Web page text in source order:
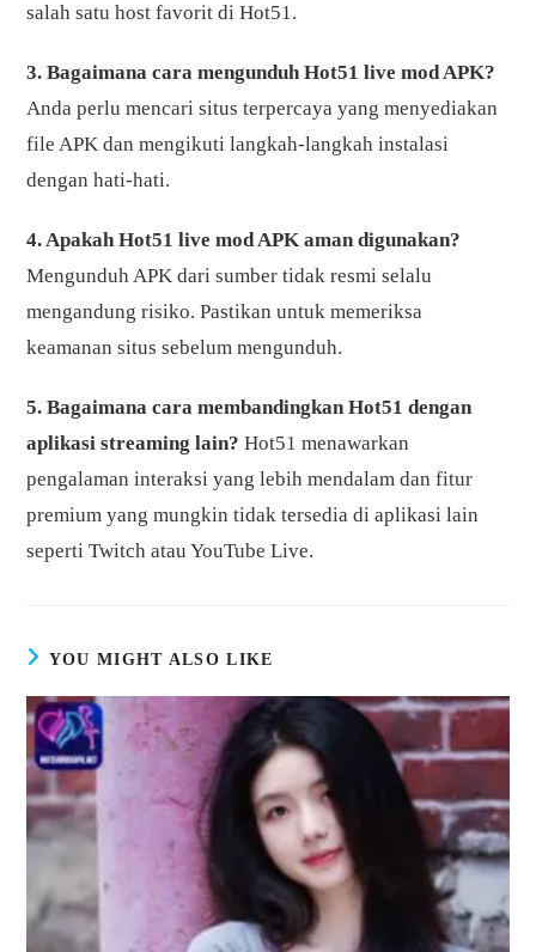
salah satu host favorit di Hot51.
3. Bagaimana cara mengunduh Hot51 live mod APK?
Anda perlu mencari situs terpercaya yang menyediakan
file APK dan mengikuti langkah-langkah instalasi
dengan hati-hati.
4. Apakah Hot51 live mod APK aman digunakan?
Mengunduh APK dari sumber tidak resmi selalu
mengandung risiko. Pastikan untuk memeriksa
keamanan situs sebelum mengunduh.
5. Bagaimana cara membandingkan Hot51 dengan
aplikasi streaming lain? Hot51 menawarkan
pengalaman interaksi yang lebih mendalam dan fitur
premium yang mungkin tidak tersedia di aplikasi lain
seperti Twitch atau YouTube Live.
YOU MIGHT ALSO LIKE